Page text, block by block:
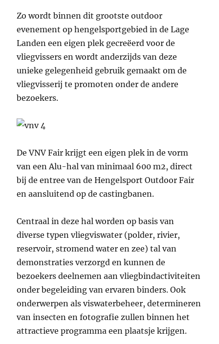
Zo wordt binnen dit grootste outdoor
evenement op hengelsportgebied in de Lage
Landen een eigen plek gecreëerd voor de
vliegvissers en wordt anderzijds van deze
unieke gelegenheid gebruik gemaakt om de
vliegvisserij te promoten onder de andere
bezoekers.
De VNV Fair krijgt een eigen plek in de vorm
van een Alu-hal van minimaal 600 m2, direct
bij de entree van de Hengelsport Outdoor Fair
en aansluitend op de castingbanen.
Centraal in deze hal worden op basis van
diverse typen vliegviswater (polder, rivier,
reservoir, stromend water en zee) tal van
demonstraties verzorgd en kunnen de
bezoekers deelnemen aan vliegbindactiviteiten
onder begeleiding van ervaren binders. Ook
onderwerpen als viswaterbeheer, determineren
van insecten en fotografie zullen binnen het
attractieve programma een plaatsje krijgen.